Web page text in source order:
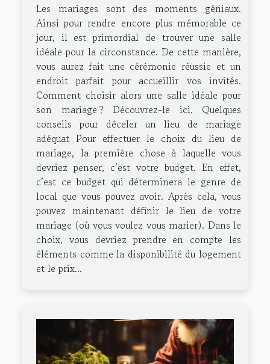
Les mariages sont des moments géniaux.
Ainsi pour rendre encore plus mémorable ce
jour, il est primordial de trouver une salle
idéale pour la circonstance. De cette manière,
vous aurez fait une cérémonie réussie et un
endroit parfait pour accueillir vos invités.
Comment choisir alors une salle idéale pour
son mariage ? Découvrez-le ici. Quelques
conseils pour déceler un lieu de mariage
adéquat Pour effectuer le choix du lieu de
mariage, la première chose à laquelle vous
devriez penser, c’est votre budget. En effet,
c’est ce budget qui déterminera le genre de
local que vous pouvez avoir. Après cela, vous
pouvez maintenant définir le lieu de votre
mariage (où vous voulez vous marier). Dans le
choix, vous devriez prendre en compte les
éléments comme la disponibilité du logement
et le prix...